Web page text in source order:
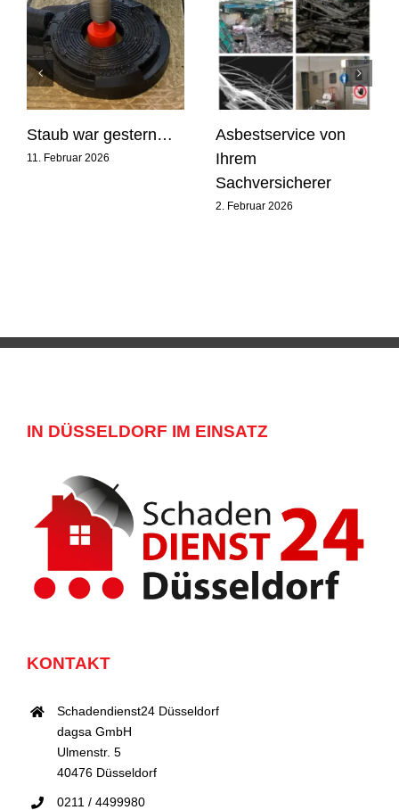
Staub war gestern…
11. Februar 2026
Asbestservice von
Ihrem
Sachversicherer
2. Februar 2026
IN DÜSSELDORF IM EINSATZ
KONTAKT
Schadendienst24 Düsseldorf
dagsa GmbH
Ulmenstr. 5
40476 Düsseldorf
0211 / 4499980